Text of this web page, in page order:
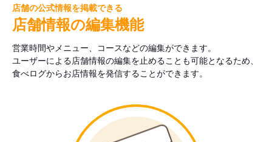
店舗の公式情報を掲載できる
店舗情報の編集機能
営業時間やメニュー、コースなどの編集ができます。
ユーザーによる店舗情報の編集を止めることも可能となるため、
食べログからお店情報を発信することができます。